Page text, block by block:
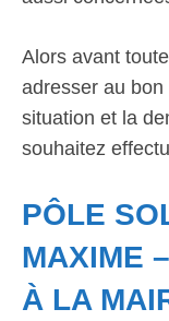
Alors avant
adresser au
situation et la
souhaitez
PÔLE
MAXIME
À LA